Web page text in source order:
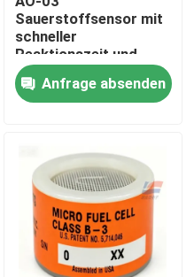
Sauerstoffsensor mit
schneller
Reaktionszeit und
Genauigkeit für
tragbare
Sauerstoffdetektoren/
Anfrage absenden